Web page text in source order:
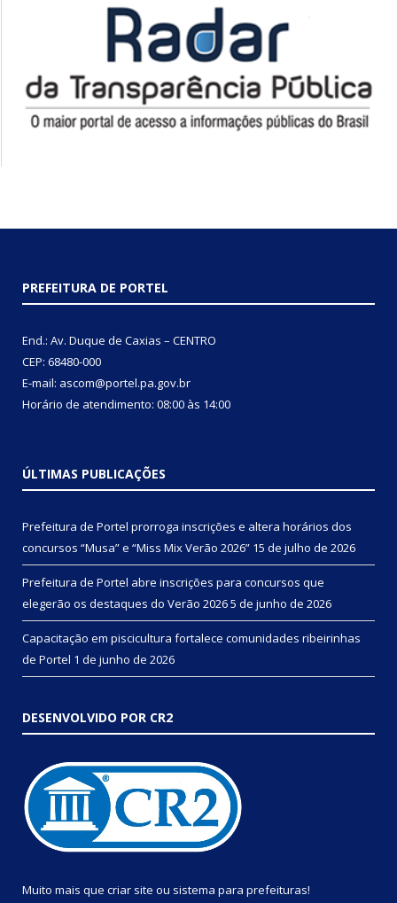
PREFEITURA DE PORTEL
End.: Av. Duque de Caxias – CENTRO
CEP: 68480-000
E-mail: ascom@portel.pa.gov.br
Horário de atendimento: 08:00 às 14:00
ÚLTIMAS PUBLICAÇÕES
Prefeitura de Portel prorroga inscrições e altera horários dos
concursos “Musa” e “Miss Mix Verão 2026” 15 de julho de 2026
Prefeitura de Portel abre inscrições para concursos que
elegerão os destaques do Verão 20265 de junho de 2026
Capacitação em piscicultura fortalece comunidades ribeirinhas
de Portel 1 de junho de 2026
DESENVOLVIDO POR CR2
Muito mais que criar site ou sistema para prefeituras!